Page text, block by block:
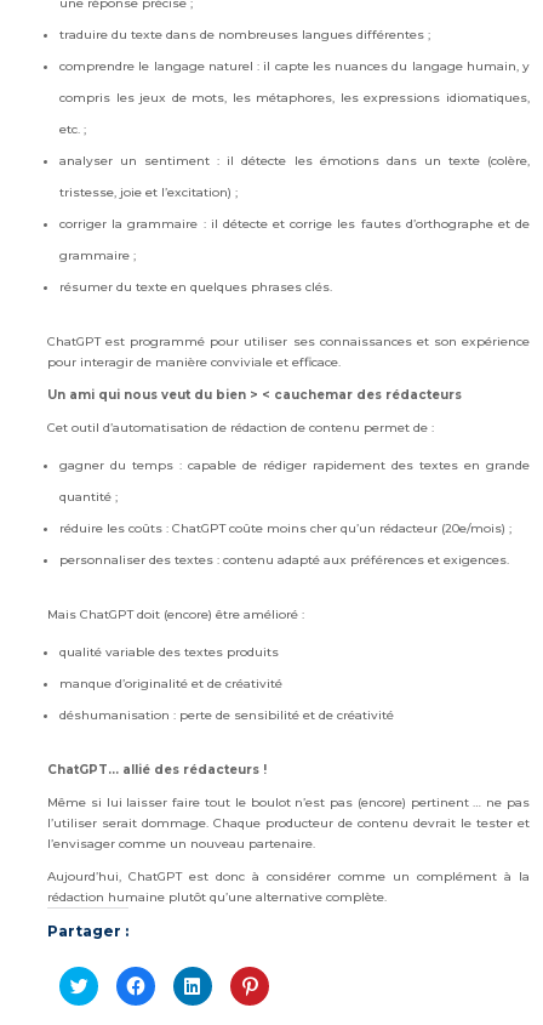
traduire du texte dans de nombreuses langues différentes ;
comprendre le langage naturel : il capte les nuances du langage humain, y
compris les jeux de mots, les métaphores, les expressions idiomatiques,
etc. ;
analyser un sentiment : il détecte les émotions dans un texte (colère,
tristesse, joie et l’excitation) ;
corriger la grammaire : il détecte et corrige les fautes d’orthographe et de
grammaire ;
résumer du texte en quelques phrases clés.
ChatGPT est programmé pour utiliser ses connaissances et son expérience
pour interagir de manière conviviale et efficace.
Un ami qui nous veut du bien > < cauchemar des rédacteurs
Cet outil d’automatisation de rédaction de contenu permet de :
gagner du temps : capable de rédiger rapidement des textes en grande
quantité ;
réduire les coûts : ChatGPT coûte moins cher qu’un rédacteur (20e/mois) ;
personnaliser des textes : contenu adapté aux préférences et exigences.
Mais ChatGPT doit (encore) être amélioré :
qualité variable des textes produits
manque d’originalité et de créativité
déshumanisation : perte de sensibilité et de créativité
ChatGPT… allié des rédacteurs !
Même si lui laisser faire tout le boulot n’est pas (encore) pertinent … ne pas
l’utiliser serait dommage. Chaque producteur de contenu devrait le tester et
l’envisager comme un nouveau partenaire.
Aujourd’hui, ChatGPT est donc à considérer comme un complément à la
rédaction humaine plutôt qu’une alternative complète.
Partager :
Cliquez
pour
partager
Cliquez
pour
partager
Cliquez
pour
partager
Cliquez
pour